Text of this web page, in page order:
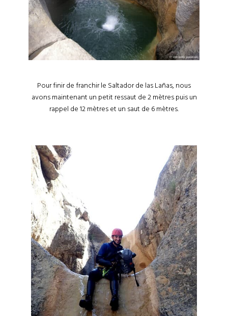
Pour finir de franchir le Saltador de las Lañas, nous
avons maintenant un petit ressaut de 2 mètres puis un
rappel de 12 mètres et un saut de 6 mètres.